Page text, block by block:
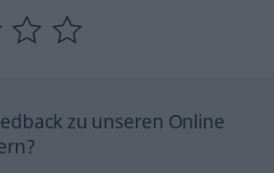
zu unseren Online